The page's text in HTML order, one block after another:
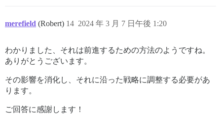
merefield (Robert) 2024 年 3 月 7 日午後 1:20
14
わかりました、それは前進するための方法のようですね。
ありがとうございます。
その影響を消化し、それに沿った戦略に調整する必要があ
ります。
ご回答に感謝します！